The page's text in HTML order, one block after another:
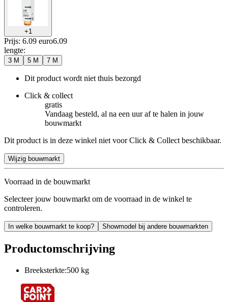
+1
Prijs: 6.09 euro6.09
lengte:
3 M 5 M 7 M
Dit product wordt niet thuis bezorgd
Click & collect
gratis
Vandaag besteld, al na een uur af te halen in jouw
bouwmarkt
Dit product is in deze winkel niet voor Click & Collect beschikbaar.
Wijzig bouwmarkt
Voorraad in de bouwmarkt
Selecteer jouw bouwmarkt om de voorraad in de winkel te
controleren.
In welke bouwmarkt te koop? Showmodel bij andere bouwmarkten
Productomschrijving
Breeksterkte:500 kg